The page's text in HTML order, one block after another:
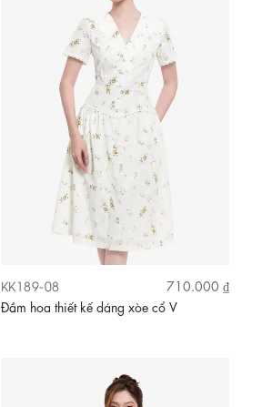
KK188-05
630.000 ₫
Đầm xòe sát nách màu xanh pastel kèm